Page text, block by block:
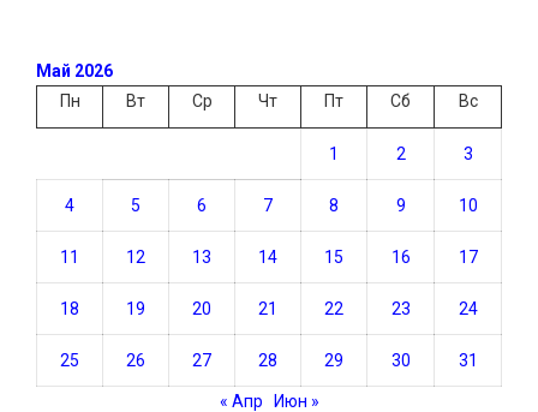
Май 2026
Пн
Вт Ср Чт Пт Сб Вс
1 2 3
4 5 6 7 8 9 10
11 12 13 14 15 16 17
18 19 20 21 22 23 24
25 26 27 28 29 30 31
« Апр Июн »